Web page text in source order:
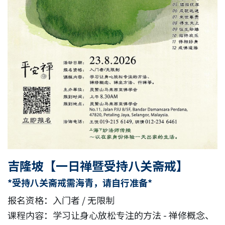
吉隆坡 【一日禅暨受持八关斋戒】
*受持八关斋戒需海青，请自行准备*
报名资格：入门者 / 无限制
课程内容：学习让身心放松专注的方法 - 禅修概念、